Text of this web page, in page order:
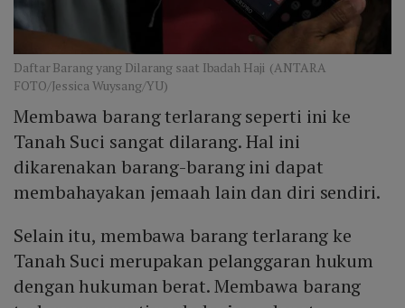
Daftar Barang yang Dilarang saat Ibadah Haji (ANTARA
FOTO/Jessica Wuysang/YU)
Membawa barang terlarang seperti ini ke
Tanah Suci sangat dilarang. Hal ini
dikarenakan barang-barang ini dapat
membahayakan jemaah lain dan diri sendiri.
Selain itu, membawa barang terlarang ke
Tanah Suci merupakan pelanggaran hukum
dengan hukuman berat. Membawa barang